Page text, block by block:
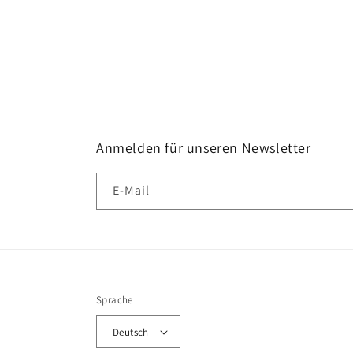
Anmelden für unseren Newsletter
E-Mail
Sprache
Deutsch